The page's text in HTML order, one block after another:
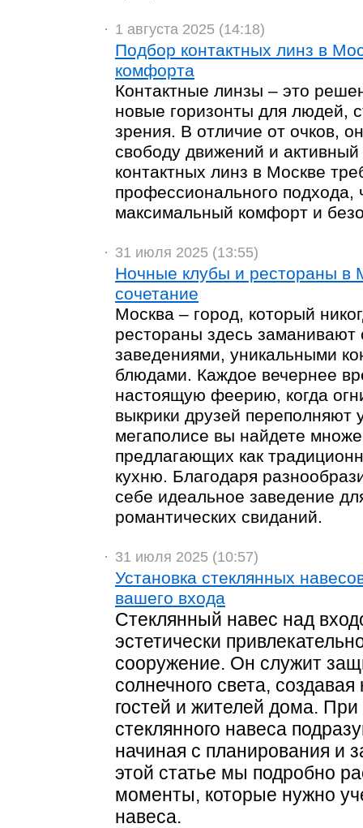
1 августа 2025 (14:18)
Подбор контактных линз в
комфорта
Контактные линзы – это
новые горизонты для людей,
зрения. В отличие от очков,
свободу движений и
контактных линз в Москве
профессионального подхода,
максимальный комфорт и
31 июля 2025 (13:55)
Ночные клубы и рестораны в
сочетание
Москва – город, который
рестораны здесь
заведениями, уникальными
блюдами. Каждое вечернее
настоящую феерию, когда
выкрики друзей
мегаполисе вы найдете
предлагающих как
кухню. Благодаря
себе идеальное заведение
романтических свиданий.
31 июля 2025 (10:57)
Установка стеклянных
вашего входа
Стеклянный навес над
эстетически
сооружение. Он служит
солнечного света,
гостей и жителей дома. При
стеклянного навеса
начиная с планирования и
этой статье мы подробно
моменты, которые нужно
навеса.